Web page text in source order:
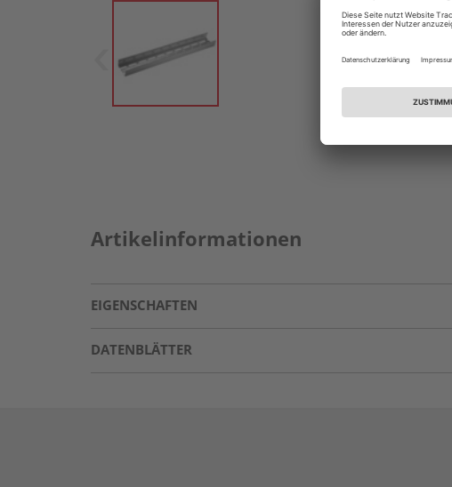
Artikelinformationen
EIGENSCHAFTEN
DATENBLÄTTER